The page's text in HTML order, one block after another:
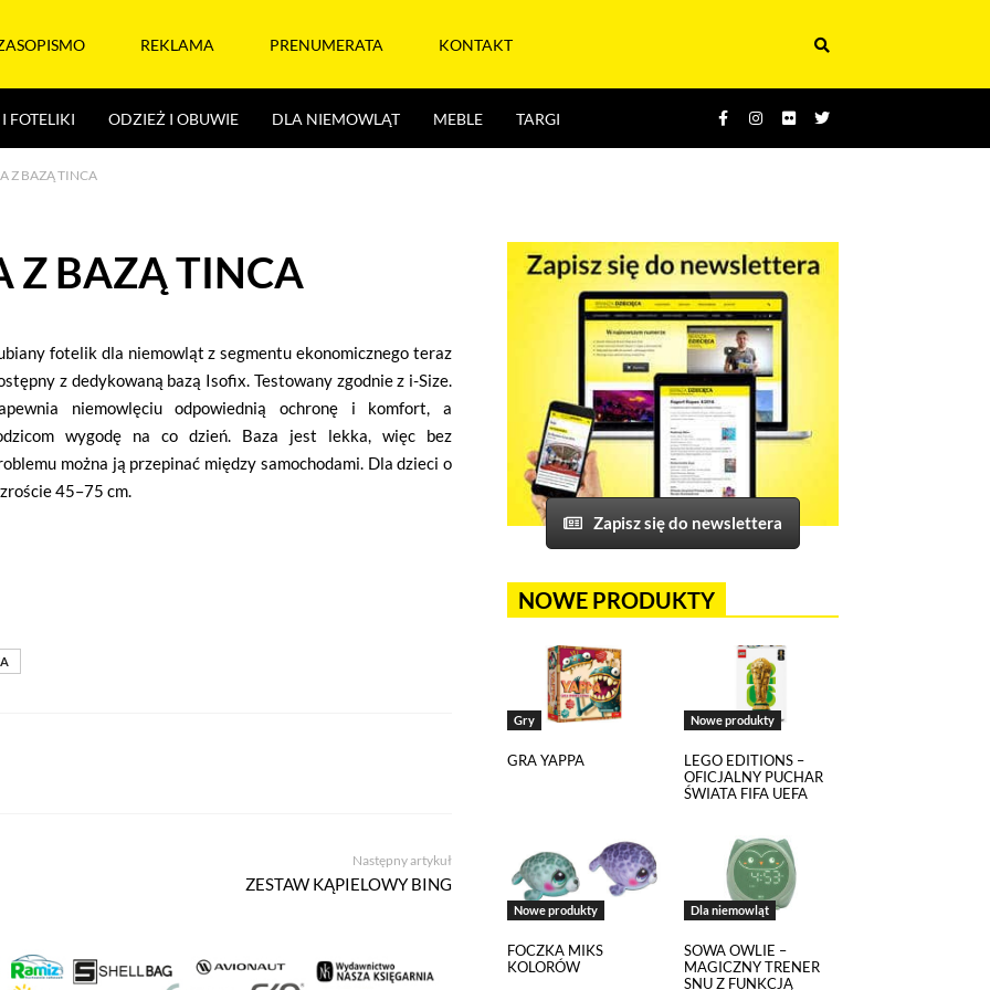
REKLAMA PRENUMERATA KONTAKT
FOTELIKI ODZIEŻ I OBUWIE DLA NIEMOWLĄT MEBLE TARGI
Z BAZĄ TINCA
Z BAZĄ TINCA
fotelik dla niemowląt z segmentu ekonomicznego teraz
z dedykowaną bazą Isofix. Testowany zgodnie z i-Size.
niemowlęciu odpowiednią ochronę i komfort, a
wygodę na co dzień. Baza jest lekka, więc bez
można ją przepinać między samochodami. Dla dzieci o
45–75 cm.
Następny artykuł
ZESTAW KĄPIELOWY BING
Zapisz się do newslettera
NOWE PRODUKTY
Gry
GRA YAPPA
Nowe produkty
LEGO EDITIONS –
OFICJALNY PUCHAR
ŚWIATA FIFA UEFA
Nowe produkty
FOCZKA MIKS
KOLORÓW
Dla niemowląt
SOWA OWLIE –
MAGICZNY TRENER
SNU Z FUNKCJĄ